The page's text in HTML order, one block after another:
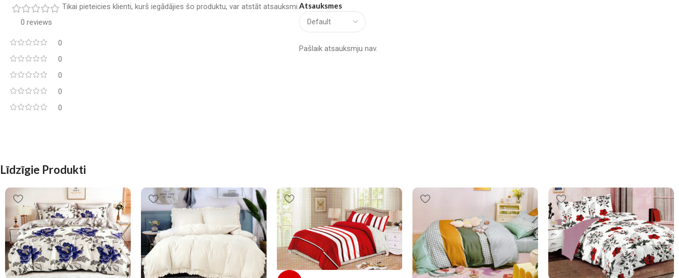
0 reviews
0
0
0
0
0
Atsauksmes
Pašlaik atsauksmju nav.
Tikai pieteicies klienti, kurš iegādājies šo produktu, var atstāt atsauksmi.
Līdzīgie Produkti